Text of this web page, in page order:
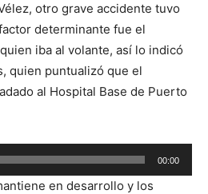
otro grave accidente tuvo
determinante fue el
iba al volante, así lo indicó
quien puntualizó que el
al Hospital Base de Puerto
00:00
en desarrollo y los